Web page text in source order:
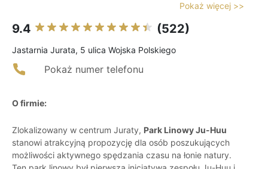
Pokaż więcej >>
9.4 (522)
Jastarnia Jurata, 5 ulica Wojska Polskiego
Pokaż numer telefonu
O firmie:
Zlokalizowany w centrum Juraty, Park Linowy Ju-Huu
stanowi atrakcyjną propozycję dla osób poszukujących
możliwości aktywnego spędzania czasu na łonie natury.